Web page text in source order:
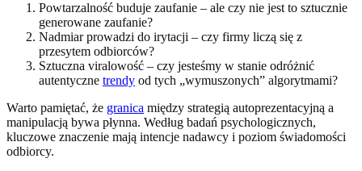
Powtarzalność buduje zaufanie – ale czy nie jest to sztucznie
generowane zaufanie?
Nadmiar prowadzi do irytacji – czy firmy liczą się z
przesytem odbiorców?
Sztuczna viralowość – czy jesteśmy w stanie odróżnić
autentyczne trendy od tych „wymuszonych” algorytmami?
Warto pamiętać, że granica między strategią autoprezentacyjną a
manipulacją bywa płynna. Według badań psychologicznych,
kluczowe znaczenie mają intencje nadawcy i poziom świadomości
odbiorcy.